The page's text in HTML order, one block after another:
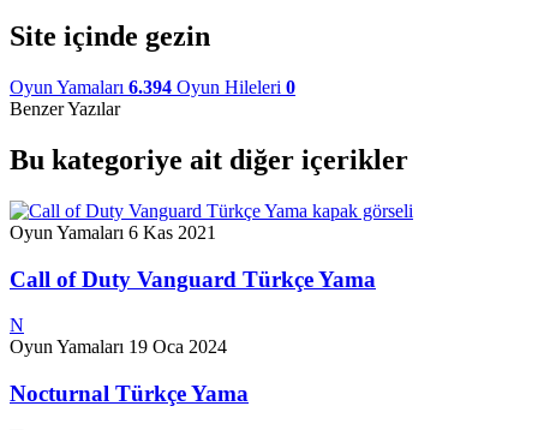
Site içinde gezin
Oyun Yamaları 6.394 Oyun Hileleri 0
Benzer Yazılar
Bu kategoriye ait diğer içerikler
Oyun Yamaları 6 Kas 2021
Call of Duty Vanguard Türkçe Yama
N
Oyun Yamaları 19 Oca 2024
Nocturnal Türkçe Yama